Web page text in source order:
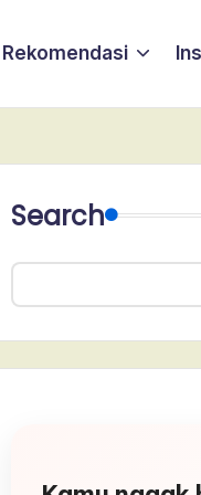
Rekomendasi
Search